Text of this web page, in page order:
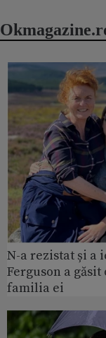
N-a rezistat și a
Ferguson a
familia ei